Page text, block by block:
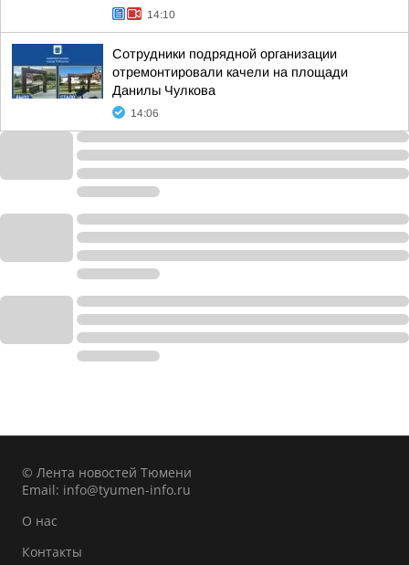
14:10
Сотрудники подрядной организации
отремонтировали качели на площади
Данилы Чулкова
14:06
© Лента новостей Тюмени
Email: info@tyumen-info.ru
О нас
Контакты